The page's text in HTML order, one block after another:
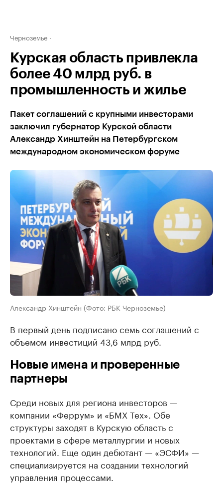
Черноземье
Курская область привлекла
более 40 млрд руб. в
промышленность и жилье
Пакет соглашений с крупными инвесторами
заключил губернатор Курской области
Александр Хинштейн на Петербургском
международном экономическом форуме
Александр Хинштейн (Фото: РБК Черноземье)
В первый день подписано семь соглашений с
объемом инвестиций 43,6 млрд руб.
Новые имена и проверенные
партнеры
Среди новых для региона инвесторов —
компании «Феррум» и «БМХ Тех». Обе
структуры заходят в Курскую область с
проектами в сфере металлургии и новых
технологий. Еще один дебютант — «ЭСФИ» —
специализируется на создании технологий
управления процессами.